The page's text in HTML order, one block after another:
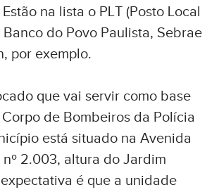
na lista o PLT (Posto Local
do Povo Paulista, Sebrae
por exemplo.
que vai servir como base
de Bombeiros da Polícia
está situado na Avenida
nº 2.003, altura do Jardim
é que a unidade